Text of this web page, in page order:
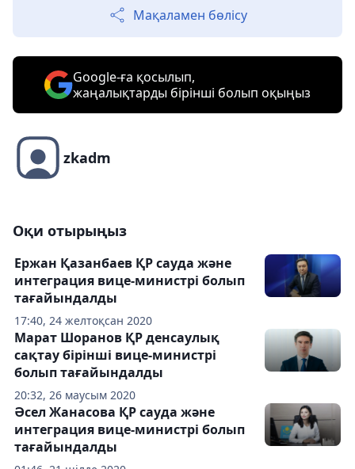
Мақаламен бөлісу
Google-ға қосылып,
жаңалықтарды бірінші болып оқыңыз
zkadm
Оқи отырыңыз
17:40, 24 желтоқсан 2020
Ержан Қазанбаев ҚР сауда және
интеграция вице-министрі болып
тағайындалды
20:32, 26 маусым 2020
Марат Шоранов ҚР денсаулық
сақтау бірінші вице-министрі
болып тағайындалды
Әсел Жанасова ҚР сауда және
интеграция вице-министрі болып
тағайындалды